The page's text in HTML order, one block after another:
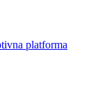
platforma